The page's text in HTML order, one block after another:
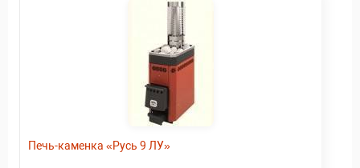
Печь-каменка «Русь 9 ЛУ»